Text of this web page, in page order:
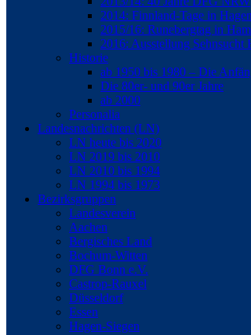
2014: Finnland-Tage in Hagen
2015/16: Runebergtag in
2016: Ausstellung Sehnsucht
Historie
ab 1950 bis 1980 – Die
Die 80er- und 90er Jahre
ab 2000
Personalia
Landesnachrichten (LN)
LN heute bis 2020
LN 2019 bis 2010
LN 2010 bis 1994
LN 1994 bis 1973
Bezirksgruppen
Landesverein
Aachen
Bergisches Land
Bochum-Witten
DFG Bonn e.V.
Castrop-Rauxel
Düsseldorf
Essen
Hagen-Siegen